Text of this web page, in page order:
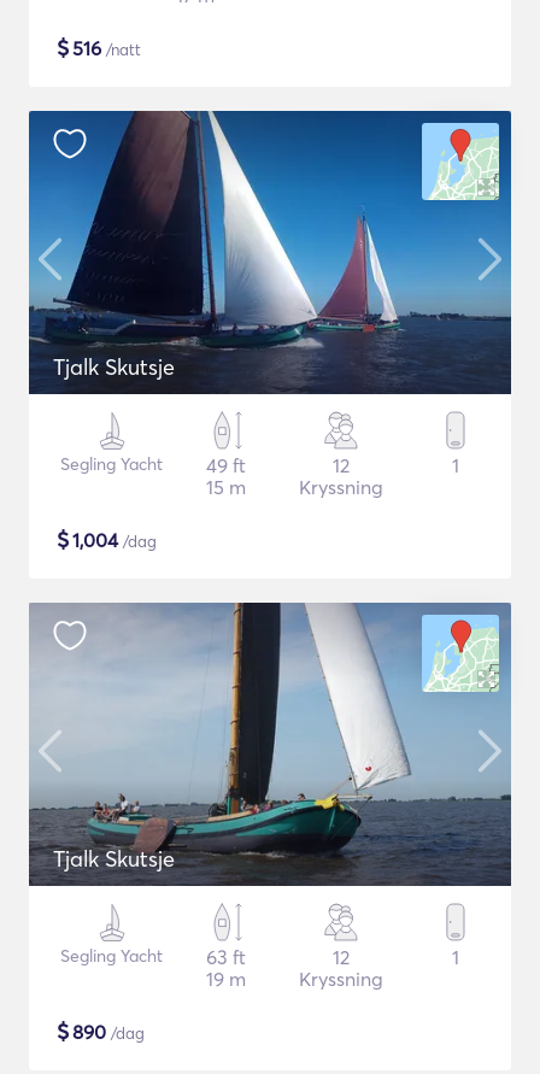
$516 /natt
Tjalk Skutsje
Segling Yacht
49 ft
15 m
12
Kryssning
1
$1,004/dag
Tjalk Skutsje
Segling Yacht
63 ft
19 m
12
Kryssning
1
$890 /dag